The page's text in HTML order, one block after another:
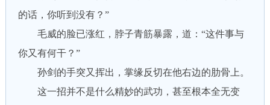
的话，你听到没有？”
毛威的脸已涨红，脖子青筋暴露，道：“这件事与
你又有何干？”
孙剑的手突又挥出，掌缘反切在他右边的肋骨上。
这一招并不是什么精妙的武功，甚至根本全无变